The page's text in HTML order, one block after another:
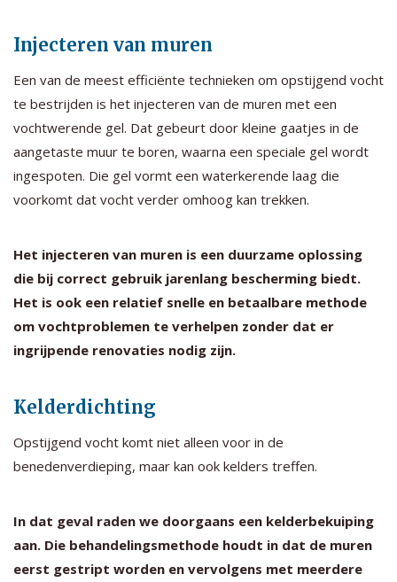
Injecteren van muren
Een van de meest efficiënte technieken om opstijgend vocht
te bestrijden is het injecteren van de muren met een
vochtwerende gel. Dat gebeurt door kleine gaatjes in de
aangetaste muur te boren, waarna een speciale gel wordt
ingespoten. Die gel vormt een waterkerende laag die
voorkomt dat vocht verder omhoog kan trekken.
Het injecteren van muren is een duurzame oplossing
die bij correct gebruik jarenlang bescherming biedt.
Het is ook een relatief snelle en betaalbare methode
om vochtproblemen te verhelpen zonder dat er
ingrijpende renovaties nodig zijn.
Kelderdichting
Opstijgend vocht komt niet alleen voor in de
benedenverdieping, maar kan ook kelders treffen.
In dat geval raden we doorgaans een kelderbekuiping
aan. Die behandelingsmethode houdt in dat de muren
eerst gestript worden en vervolgens met meerdere